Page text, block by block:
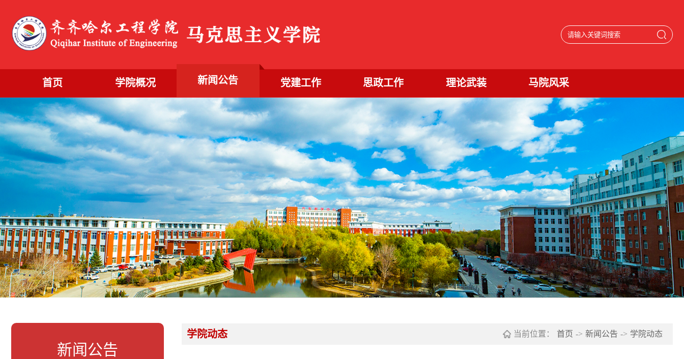
首页 学院概况 新闻公告 党建工作 思政工作 理论武装 马院风采
新闻公告
学院动态 当前位置： 首页 -> 新闻公告 -> 学院动态